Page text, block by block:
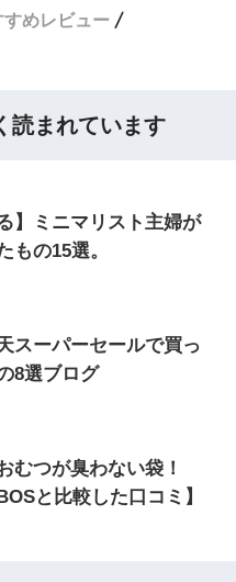
すめレビュー
読まれています
】ミニマリスト主婦が
もの15選。
スーパーセールで買っ
8選ブログ
むつが臭わない袋！
と比較した口コミ】